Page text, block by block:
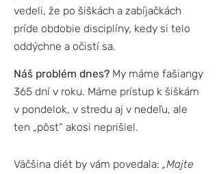
vedeli, že po šiškách a zabíjačkách
príde obdobie disciplíny, kedy si telo
oddýchne a očistí sa.
Náš problém dnes? My máme fašiangy
365 dní v roku. Máme prístup k šiškám
v pondelok, v stredu aj v nedeľu, ale
ten „pôst“ akosi neprišiel.
Väčšina diét by vám povedala: „Majte